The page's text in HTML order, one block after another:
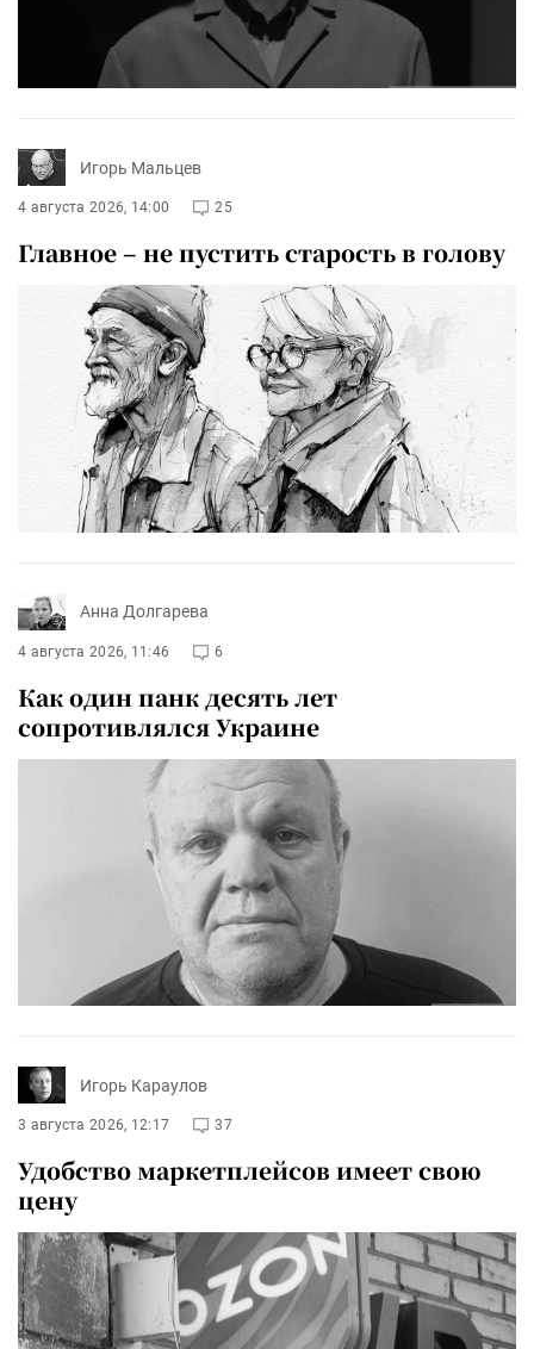
Игорь Мальцев
4 августа 2026, 14:00 25
Главное – не пустить старость в голову
Анна Долгарева
4 августа 2026, 11:46 6
Как один панк десять лет
сопротивлялся Украине
Игорь Караулов
3 августа 2026, 12:17 37
Удобство маркетплейсов имеет свою
цену